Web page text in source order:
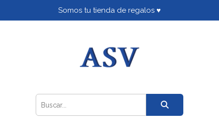
Somos tu tienda de regalos ♥